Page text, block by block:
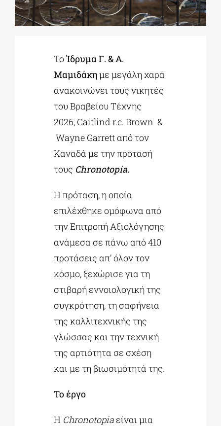
ΕΚΠΑΙΔΕΥΤΙΚΑ ΙΔΡΥΜΑΤΑ
ΠΟΛΙΤΙΣΤΙΚΟΙ ΦΟΡΕΙΣ
ΤοΊδρυμα Γ. & Α.
Μαμιδάκημε μεγάλη χαρά
ανακοινώνει τους νικητές
του Βραβείου Τέχνης
2026, Caitlind r.c. Brown &
Wayne Garrett από τον
Καναδά με την πρότασή
τους Chronotopia.
Η πρόταση, η οποία
επιλέχθηκε ομόφωνα από
την Επιτροπή Αξιολόγησης
ανάμεσα σε πάνω από 410
προτάσεις απ’ όλον τον
κόσμο, ξεχώρισε για τη
στιβαρή εννοιολογική της
συγκρότηση, τη σαφήνεια
της καλλιτεχνικής της
γλώσσας και την τεχνική
της αρτιότητα σε σχέση
και με τη βιωσιμότητά της.
Το έργο
Η Chronotopia είναι μια